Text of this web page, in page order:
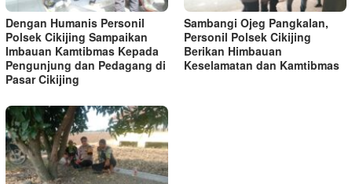
Dengan Humanis Personil
Polsek Cikijing Sampaikan
Imbauan Kamtibmas Kepada
Pengunjung dan Pedagang di
Pasar Cikijing
Sambangi Ojeg Pangkalan,
Personil Polsek Cikijing
Berikan Himbauan
Keselamatan dan Kamtibmas